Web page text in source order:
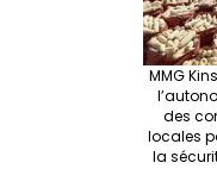
MMG
des
locales
la